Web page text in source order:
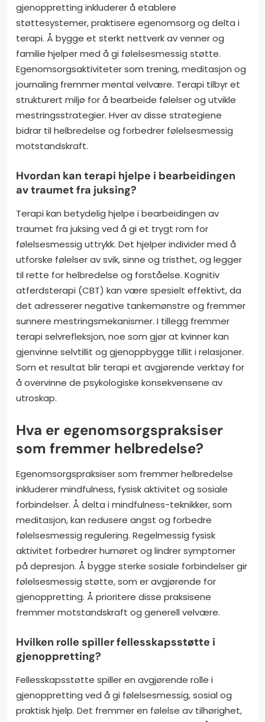
gjenoppretting inkluderer å etablere
støttesystemer, praktisere egenomsorg og delta i
terapi. Å bygge et sterkt nettverk av venner og
familie hjelper med å gi følelsesmessig støtte.
Egenomsorgsaktiviteter som trening, meditasjon og
journaling fremmer mental velvære. Terapi tilbyr et
strukturert miljø for å bearbeide følelser og utvikle
mestringsstrategier. Hver av disse strategiene
bidrar til helbredelse og forbedrer følelsesmessig
motstandskraft.
Hvordan kan terapi hjelpe i bearbeidingen
av traumet fra juksing?
Terapi kan betydelig hjelpe i bearbeidingen av
traumet fra juksing ved å gi et trygt rom for
følelsesmessig uttrykk. Det hjelper individer med å
utforske følelser av svik, sinne og tristhet, og legger
til rette for helbredelse og forståelse. Kognitiv
atferdsterapi (CBT) kan være spesielt effektivt, da
det adresserer negative tankemønstre og fremmer
sunnere mestringsmekanismer. I tillegg fremmer
terapi selvrefleksjon, noe som gjør at kvinner kan
gjenvinne selvtillit og gjenoppbygge tillit i relasjoner.
Som et resultat blir terapi et avgjørende verktøy for
å overvinne de psykologiske konsekvensene av
utroskap.
Hva er egenomsorgspraksiser
som fremmer helbredelse?
Egenomsorgspraksiser som fremmer helbredelse
inkluderer mindfulness, fysisk aktivitet og sosiale
forbindelser. Å delta i mindfulness-teknikker, som
meditasjon, kan redusere angst og forbedre
følelsesmessig regulering. Regelmessig fysisk
aktivitet forbedrer humøret og lindrer symptomer
på depresjon. Å bygge sterke sosiale forbindelser gir
følelsesmessig støtte, som er avgjørende for
gjenoppretting. Å prioritere disse praksisene
fremmer motstandskraft og generell velvære.
Hvilken rolle spiller fellesskapsstøtte i
gjenoppretting?
Fellesskapsstøtte spiller en avgjørende rolle i
gjenoppretting ved å gi følelsesmessig, sosial og
praktisk hjelp. Det fremmer en følelse av tilhørighet,